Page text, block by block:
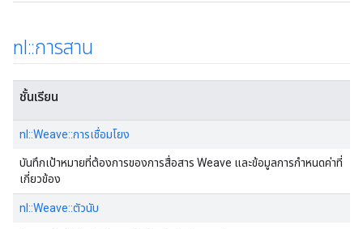
nl ::การสาน
ชั้นเรียน
nl::Weave::การเชื่อมโยง
บันทึกเป้าหมายที่ต้องการของการสื่อสาร Weave และข้อมูลการกําหนดค่าที่
เกี่ยวข้อง
nl::Weave::ตัวนับ